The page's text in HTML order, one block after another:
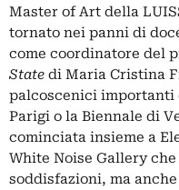
Master of Art della
tornato nei panni di
come coordinatore del
State di Maria Cristina
palcoscenici importanti
Parigi o la Biennale di
cominciata insieme a
White Noise Gallery
soddisfazioni, ma